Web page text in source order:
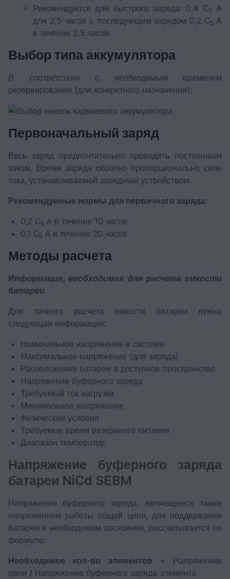
Рекомендуется для быстрого заряда: 0,4 C5
A
для 2,5 часов с последующим зарядом 0,2 C5 A
в течение 2,5 часов
Выбор типа аккумулятора
В соответствии с необходимым временем
резервирования (для конкретного назначения):
Первоначальный заряд
Весь заряд предпочтительно проводить постоянным
током. Время заряда обратно пропорционально силе
тока, устанавливаемой зарядным устройством.
Рекомендуемые нормы для первичного заряда:
0,2 C5 A в течение 10 часов
0,1 C5 A в течение 20 часов
Методы расчета
Информация, необходимая для расчета емкости
батареи
Для точного расчета емкости батареи нужна
следующая информация:
Номинальное напряжение в системе
Максимальное напряжение (для заряда)
Расположение батареи и доступное пространство
Напряжение буферного заряда
Требуемый ток нагрузки
Минимальное напряжение
Физические условия
Требуемое время резервного питания
Диапазон температур
Напряжение буферного заряда
батареи NiCd SEBM
Напряжение буферного заряда, являющееся также
напряжением работы общей цепи, для поддержания
батареи в необходимом состоянии, рассчитывается по
формуле:
Необходимое кол-во элементов = Напряжение
цепи / Напряжение буферного заряда элемента